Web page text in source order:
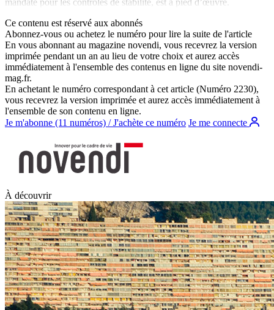
Ce contenu est réservé aux abonnés
Abonnez-vous ou achetez le numéro pour lire la suite de l'article
En vous abonnant au magazine novendi, vous recevrez la version
imprimée pendant un an au lieu de votre choix et aurez accès
immédiatement à l'ensemble des contenus en ligne du site novendi-
mag.fr.
En achetant le numéro correspondant à cet article (Numéro 2230),
vous recevrez la version imprimée et aurez accès immédiatement à
l'ensemble de son contenu en ligne.
Je m'abonne (11 numéros) / J'achète ce numéro Je me connecte
À découvrir